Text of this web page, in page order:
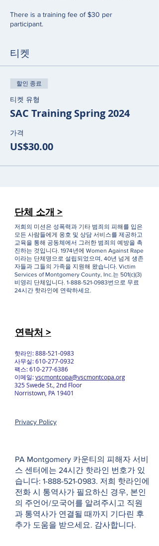
There is a training fee of $30 per
participant.
티켓
할인 종료
티켓 유형
SAC Training Spring 2024
가격
US$30.00
단체 소개 >
저희의 미션은 성폭력과 기타 범죄의 피해를 입은
모든 사람들에게 옹호 및 상담 서비스를 제공하고
교육을 통해 공동체에서 그러한 범죄의 예방을 촉
진하는 것입니다. 1974년에 Women Against Rape
이라는 단체명으로 설립되었으며, 40년 넘게 생존
자들과 그들의 가족을 지원해 왔습니다. Victim
Services of Montgomery County, Inc.는 501(c)(3)
비영리 단체입니다. 1-888-521-0983번으로 무료
24시간 핫라인에 연락하세요.
연락처 >
핫라인:888-521-0983
사무실:610-277-0932
팩스:610-277-6386
이메일:vscmontcopa@vscmontcopa.org
325 Swede St., 2nd Floor
Norristown, PA 19401
Privacy Policy
PA Montgomery 카운티의 피해자 서비
스 센터에는 24시간 핫라인 번호가 있
습니다: 1-888-521-0983. 저희 핫라인에
전화 시 통역사가 필요하신 경우, 본인
의 주언어/모국어를 알려주시고 직원
과 통역사가 연결될 때까지 기다린 후
추가 도움을 받으세요. 감사합니다.